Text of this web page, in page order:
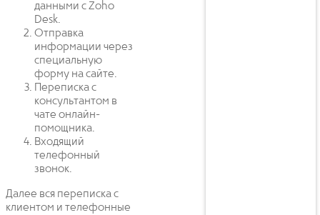
данными с Zoho
Desk.
Отправка
информации через
специальную
форму на сайте.
Переписка с
консультантом в
чате онлайн-
помощника.
Входящий
телефонный
звонок.
Далее вся переписка с
клиентом и телефонные